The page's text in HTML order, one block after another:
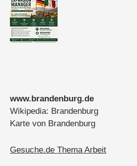
Nach über 30 Jahren praktischer
Expansion Manager und sehr
Italien, suche ich ab sofort eine
www.brandenburg.de
Wikipedia: Brandenburg
Karte von Brandenburg
Gesuche.de Thema Arbeit